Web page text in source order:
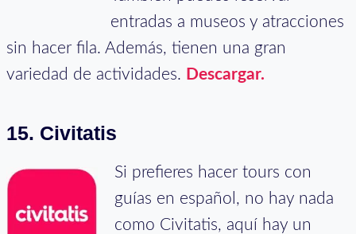
entradas a museos y atracciones
sin hacer fila. Además, tienen una gran
variedad de actividades. Descargar.
15. Civitatis
Si prefieres hacer tours con
guías en español, no hay nada
como Civitatis, aquí hay un